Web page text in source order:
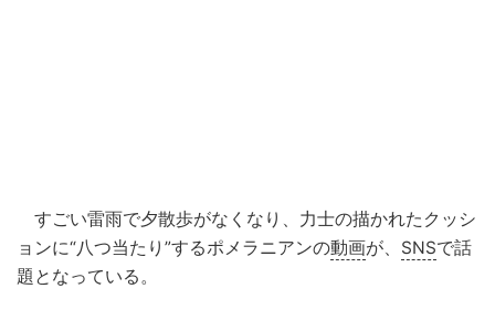
すごい雷雨で夕散歩がなくなり、力士の描かれたクッシ
ョンに“八つ当たり”するポメラニアンの動画が、 SNSで話
題となっている。